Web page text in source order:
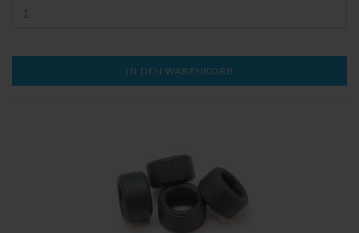
IN DEN WARENKORB